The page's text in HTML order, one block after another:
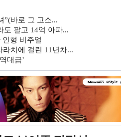
”(바로 그 고소...
팔고 14억 아파...
형 비주얼
치에 걸린 11년차...
대급’